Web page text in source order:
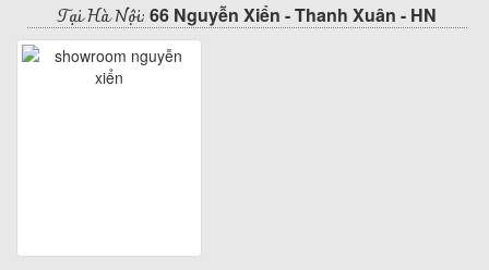
Tại Hà Nội: 66 Nguyễn Xiển - Thanh Xuân - HN